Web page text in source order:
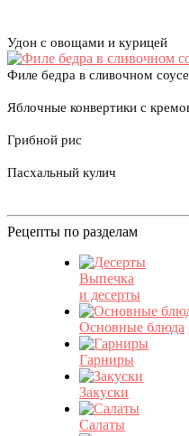
Удон с овощами и курицей
Филе бедра в сливочном
Яблочные конвертики с
Грибной рис
Пасхальный кулич
Рецепты по разделам
Выпечка
и десерты
Основные блюда
Гарниры
Закуски
Салаты